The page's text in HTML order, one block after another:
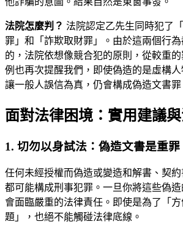
法院怎麼判？ 法院認定乙先生同時犯了
罪」和「詐欺取財罪」。由於這兩個行
的，法院依想像競合犯的原則，從較重
例也再次提醒我們，即使偽造的是虛構
讓一般人誤信為真，仍會構成偽造文書罪
面對法律困境：實用建議
1. 切勿以身試法：偽造文書是重罪
任何未經授權而偽造或變造和解書、契約
都可能構成刑事犯罪。一旦你將這些偽
會面臨嚴重的法律責任。即使是為了「
題」，也絕不能觸碰法律底線。